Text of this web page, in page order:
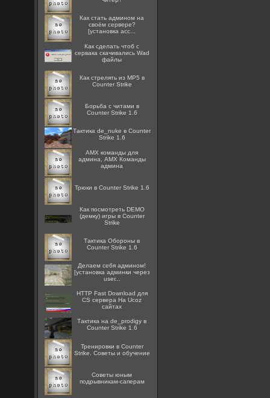
Как стать админом на
своём сервере?
[установка acc...
Как сделать чтоб с
сервака скачивались Wad
файлы
Как стрелять из MP5 в
Counter Strike
Борьба с читами в
Counter Strike 1.6
Тактика de_nuke в Counter
Strike 1.6
AMX команды для
админа, AMX Команды
админа
Трюки в Counter Strike 1.6
Как посмотреть DEMO
(демку) игры в Counter
Strike
Тактика Обороны в
Counter Strike 1.6
Делаем себя админом!
[установка админки через
user...
HTTP Fast Download для
CS сервера На Ucoz
сайтах
Тактика на de_prodigy в
Counter Strike 1.6
Тренировки в Counter
Strike. Советы и обучение
Советы юным
подрывникам-саперам